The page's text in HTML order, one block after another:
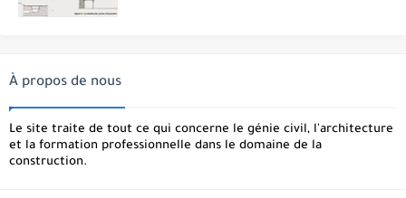
À propos de nous
Le site traite de tout ce qui concerne le génie civil, l'architecture
et la formation professionnelle dans le domaine de la
construction.